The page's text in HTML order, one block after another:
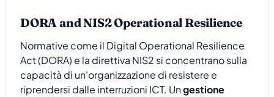
DORA and NIS2 Operational Resilience
Normative come il Digital Operational Resilience
Act (DORA) e la direttiva NIS2 si concentrano sulla
capacità di un'organizzazione di resistere e
riprendersi dalle interruzioni ICT. Ungestione